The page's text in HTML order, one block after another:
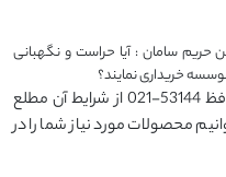
سامان : آیا حراست و نگهبانی
خریداری نمایند؟